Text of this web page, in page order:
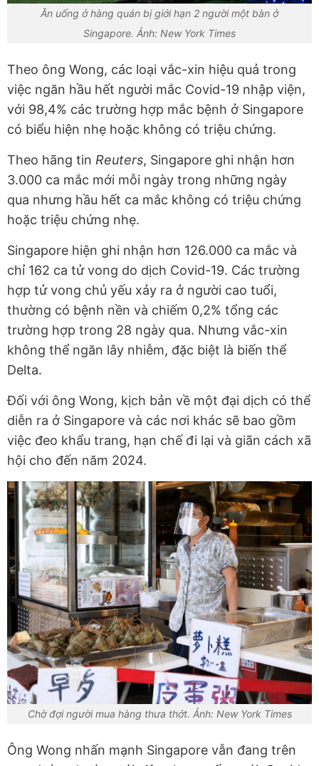
Ăn uống ở hàng quán bị giới hạn 2 người một bàn ở
Singapore. Ảnh: New York Times
Theo ông Wong, các loại vắc-xin hiệu quả trong
việc ngăn hầu hết người mắc Covid-19 nhập viện,
với 98,4% các trường hợp mắc bệnh ở Singapore
có biểu hiện nhẹ hoặc không có triệu chứng.
Theo hãng tin Reuters, Singapore ghi nhận hơn
3.000 ca mắc mới mỗi ngày trong những ngày
qua nhưng hầu hết ca mắc không có triệu chứng
hoặc triệu chứng nhẹ.
Singapore hiện ghi nhận hơn 126.000 ca mắc và
chỉ 162 ca tử vong do dịch Covid-19. Các trường
hợp tử vong chủ yếu xảy ra ở người cao tuổi,
thường có bệnh nền và chiếm 0,2% tổng các
trường hợp trong 28 ngày qua. Nhưng vắc-xin
không thể ngăn lây nhiễm, đặc biệt là biến thể
Delta.
Đối với ông Wong, kịch bản về một đại dịch có thể
diễn ra ở Singapore và các nơi khác sẽ bao gồm
việc đeo khẩu trang, hạn chế đi lại và giãn cách xã
hội cho đến năm 2024.
Chờ đợi người mua hàng thưa thớt. Ảnh: New York Times
Ông Wong nhấn mạnh Singapore vẫn đang trên